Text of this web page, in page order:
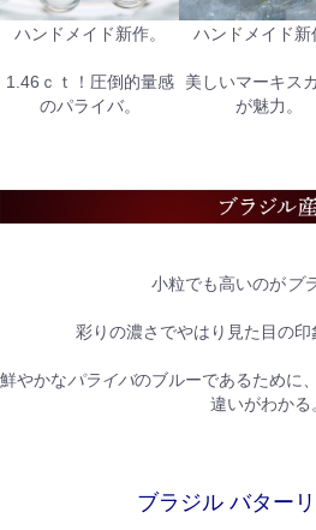
ハンドメイド新作。
1.46ｃｔ！圧倒的量感
のパライバ。
ハンドメイド新
美しいマーキス
が魅力。
小粒でも高いのがブ
彩りの濃さでやはり見た目の印
鮮やかなパライバのブルーであるために
違いがわかる
ブラジル バターリ